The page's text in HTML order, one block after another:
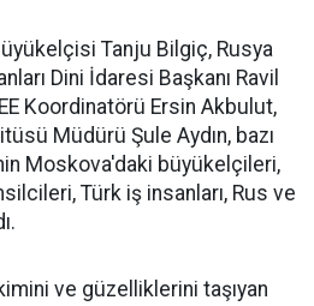
Tanju Bilgiç, Rusya
Dini İdaresi Başkanı Ravil
Koordinatörü Ersin Akbulut,
Müdürü Şule Aydın, bazı
Moskova'daki büyükelçileri,
Türk iş insanları, Rus ve
ve güzelliklerini taşıyan